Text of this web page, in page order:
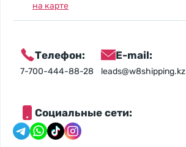
на карте
Телефон:
7-700-444-88-28
E-mail:
leads@w8shipping.kz
Социальные сети: